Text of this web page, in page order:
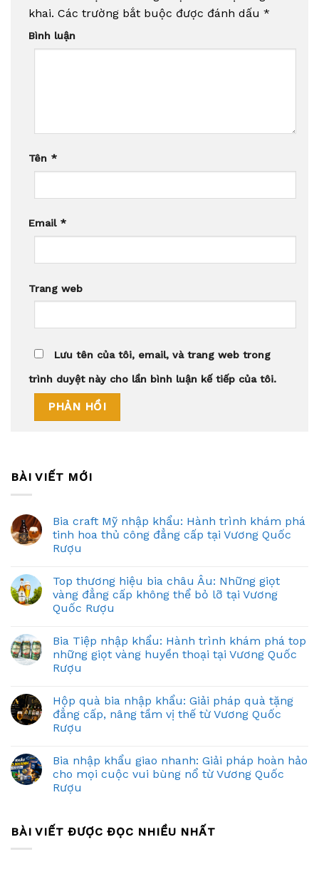
khai. Các trường bắt buộc được đánh dấu *
Bình luận
Tên *
Email *
Trang web
Lưu tên của tôi, email, và trang web trong
trình duyệt này cho lần bình luận kế tiếp của tôi.
BÀI VIẾT MỚI
Bia craft Mỹ nhập khẩu: Hành trình khám phá
tinh hoa thủ công đẳng cấp tại Vương Quốc
Rượu
Top thương hiệu bia châu Âu: Những giọt
vàng đẳng cấp không thể bỏ lỡ tại Vương
Quốc Rượu
Bia Tiệp nhập khẩu: Hành trình khám phá top
những giọt vàng huyền thoại tại Vương Quốc
Rượu
Hộp quà bia nhập khẩu: Giải pháp quà tặng
đẳng cấp, nâng tầm vị thế từ Vương Quốc
Rượu
Bia nhập khẩu giao nhanh: Giải pháp hoàn hảo
cho mọi cuộc vui bùng nổ từ Vương Quốc
Rượu
BÀI VIẾT ĐƯỢC ĐỌC NHIỀU NHẤT